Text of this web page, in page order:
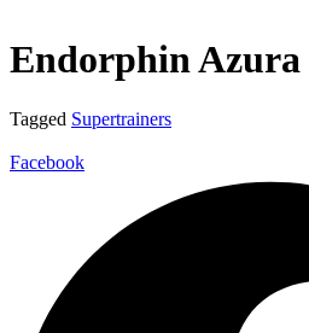
Endorphin
Tagged Supertrainers
Facebook